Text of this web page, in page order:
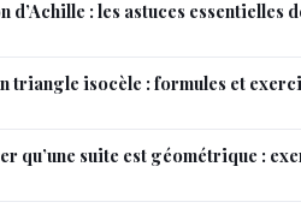
d’Achille : les astuces
triangle isocèle : formules et
qu’une suite est géométrique :